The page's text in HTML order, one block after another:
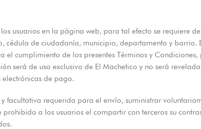
usuarios en la página web, para tal efecto se requiere
cédula de ciudadanía, municipio, departamento y
el cumplimiento de los presentes Términos y
será de uso exclusivo de El Machetico y no será
electrónicas de pago.
requerida para el envío, suministrar
a los usuarios el compartir con terceros su